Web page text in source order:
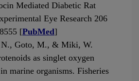
Mediated Diabetic Rat
Eye Research 206
[PubMed]
N., Goto, M., & Miki, W.
as singlet oxygen
marine organisms. Fisheries